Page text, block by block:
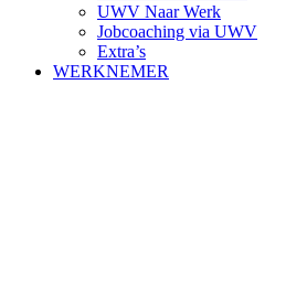
UWV Naar Werk
Jobcoaching via UWV
Extra’s
WERKNEMER